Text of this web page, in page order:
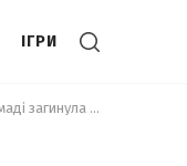
ІГРИ
Сумщину масовано атакували БпЛА: у Шосткинській громаді загинула жінка